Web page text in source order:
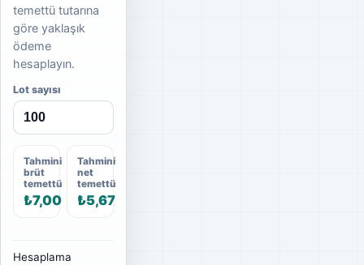
temettü tutarına
göre yaklaşık
ödeme
hesaplayın.
Lot sayısı
Tahmini
brüt
temettü
₺7,00
Tahmini
net
temettü
₺5,67
Hesaplama